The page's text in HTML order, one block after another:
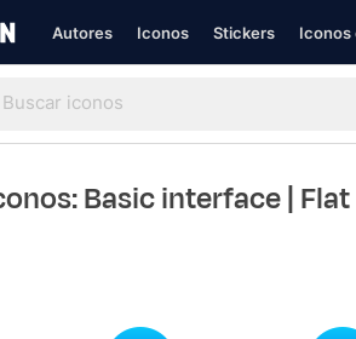
Autores Iconos Stickers Iconos
Basic interface|